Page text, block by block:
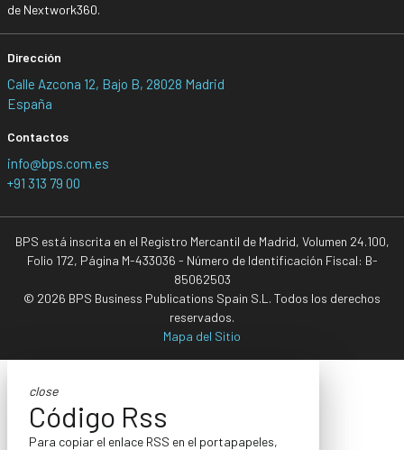
de Nextwork360.
Dirección
Calle Azcona 12, Bajo B, 28028 Madrid
España
Contactos
info@bps.com.es
+91 313 79 00
BPS está inscrita en el Registro Mercantil de Madrid, Volumen 24.100,
Folio 172, Página M-433036 - Número de Identificación Fiscal: B-
85062503
© 2026 BPS Business Publications Spain S.L. Todos los derechos
reservados.
Mapa del Sitio
close
Código Rss
Para copiar el enlace RSS en el portapapeles,